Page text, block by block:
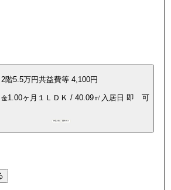
2階5.5万円共益費等 4,100円
1.00ヶ月 １ＬＤＫ / 40.09㎡ 入居日 即 可
P空き有 都市ガス